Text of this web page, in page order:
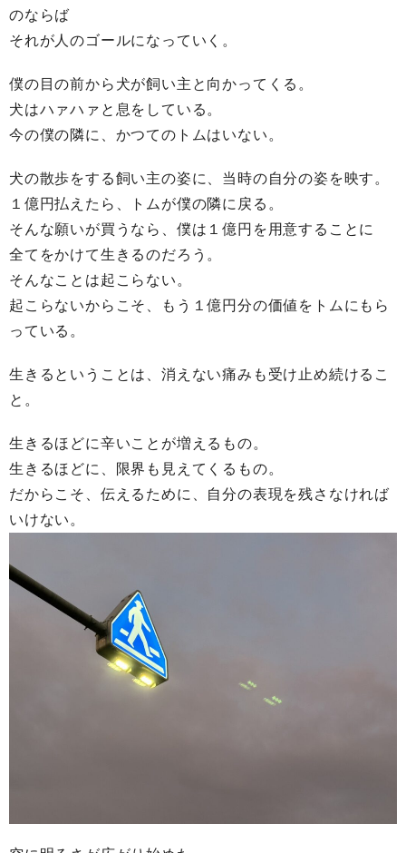
のならば
それが人のゴールになっていく。
僕の目の前から犬が飼い主と向かってくる。
犬はハァハァと息をしている。
今の僕の隣に、かつてのトムはいない。
犬の散歩をする飼い主の姿に、当時の自分の姿を映す。
１億円払えたら、トムが僕の隣に戻る。
そんな願いが買うなら、僕は１億円を用意することに
全てをかけて生きるのだろう。
そんなことは起こらない。
起こらないからこそ、もう１億円分の価値をトムにもら
っている。
生きるということは、消えない痛みも受け止め続けるこ
と。
生きるほどに辛いことが増えるもの。
生きるほどに、限界も見えてくるもの。
だからこそ、伝えるために、自分の表現を残さなければ
いけない。